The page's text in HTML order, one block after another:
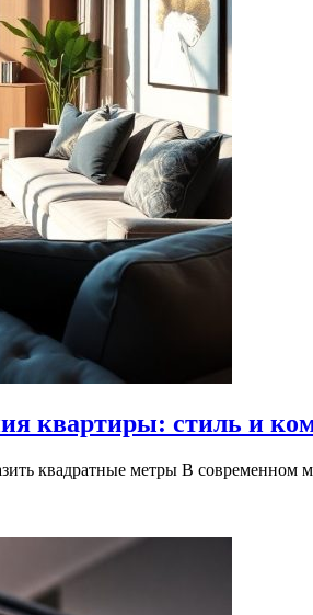
квартиры: стиль и
квадратные метры В современном